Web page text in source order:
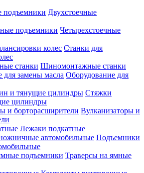
Двухстоечные
Четырехстоечные
Станки для
Шиномонтажные станки
Оборудование для
Стяжки
цилиндры
Вулканизаторы и
Лежаки подкатные
Подъемники
Траверсы на ямные